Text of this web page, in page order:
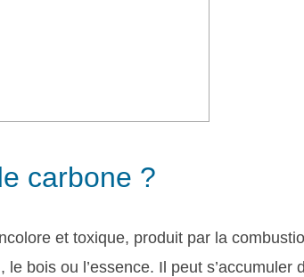
carbone ?
et toxique, produit par la
bois ou l’essence. Il peut s’accumuler